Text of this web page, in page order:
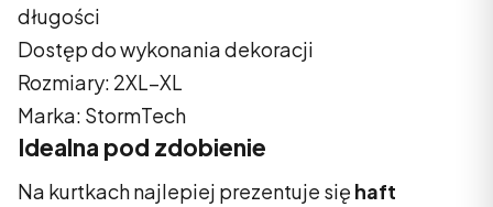
długości
Dostęp do wykonania dekoracji
Rozmiary: 2XL–XL
Marka: StormTech
Idealna pod zdobienie
Na kurtkach najlepiej prezentuje się haft